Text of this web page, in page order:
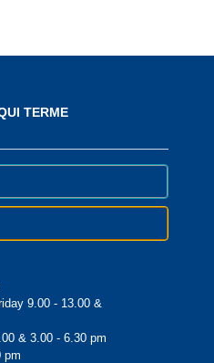
TERME
9.00 - 13.00 &
& 3.00 - 6.30 pm
pm